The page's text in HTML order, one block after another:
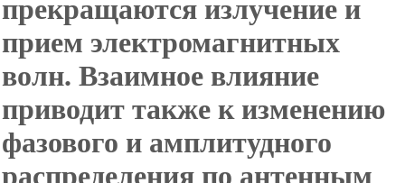
прекращаются излучение и
прием электромагнитных
волн. Взаимное влияние
приводит также к изменению
фазового и амплитудного
распределения по антенным